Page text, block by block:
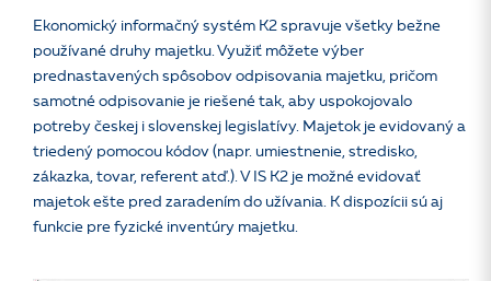
Ekonomický informačný systém K2 spravuje všetky bežne
používané druhy majetku. Využiť môžete výber
prednastavených spôsobov odpisovania majetku, pričom
samotné odpisovanie je riešené tak, aby uspokojovalo
potreby českej i slovenskej legislatívy. Majetok je evidovaný a
triedený pomocou kódov (napr. umiestnenie, stredisko,
zákazka, tovar, referent atď.). V IS K2 je možné evidovať
majetok ešte pred zaradením do užívania. K dispozícii sú aj
funkcie pre fyzické inventúry majetku.